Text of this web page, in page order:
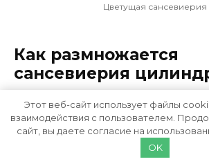
Цветущая сансевиерия
Как размножается
сансевиерия
Размножение сансевиерии
у цветоводов не вызывает
Происходит оно 4 способами.
Этот веб-сайт использует файлы
взаимодействия с пользователем.
сайт, вы даете согласие на
OK